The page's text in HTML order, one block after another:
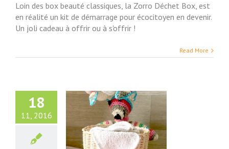
Loin des box beauté classiques, la Zorro Déchet Box, est
en réalité un kit de démarrage pour écocitoyen en devenir.
Un joli cadeau à offrir ou à s'offrir !
Read More
18
11, 2016
d’Emma
Déchet